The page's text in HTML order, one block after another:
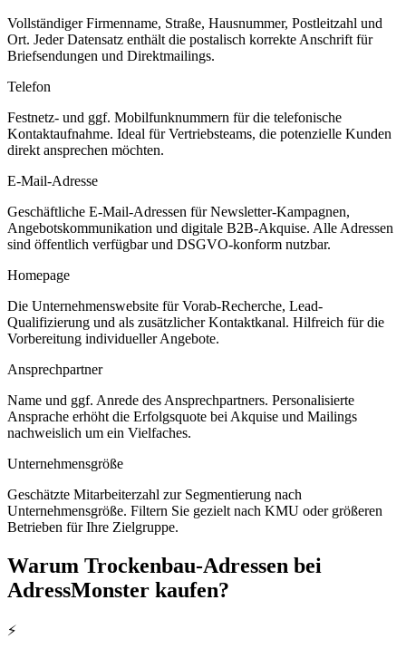
Vollständiger Firmenname, Straße, Hausnummer, Postleitzahl und
Ort. Jeder Datensatz enthält die postalisch korrekte Anschrift für
Briefsendungen und Direktmailings.
Telefon
Festnetz- und ggf. Mobilfunknummern für die telefonische
Kontaktaufnahme. Ideal für Vertriebsteams, die potenzielle Kunden
direkt ansprechen möchten.
E-Mail-Adresse
Geschäftliche E-Mail-Adressen für Newsletter-Kampagnen,
Angebotskommunikation und digitale B2B-Akquise. Alle Adressen
sind öffentlich verfügbar und DSGVO-konform nutzbar.
Homepage
Die Unternehmenswebsite für Vorab-Recherche, Lead-
Qualifizierung und als zusätzlicher Kontaktkanal. Hilfreich für die
Vorbereitung individueller Angebote.
Ansprechpartner
Name und ggf. Anrede des Ansprechpartners. Personalisierte
Ansprache erhöht die Erfolgsquote bei Akquise und Mailings
nachweislich um ein Vielfaches.
Unternehmensgröße
Geschätzte Mitarbeiterzahl zur Segmentierung nach
Unternehmensgröße. Filtern Sie gezielt nach KMU oder größeren
Betrieben für Ihre Zielgruppe.
Warum Trockenbau-Adressen bei
AdressMonster kaufen?
⚡